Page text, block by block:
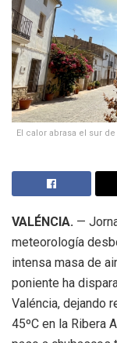
El calor abrasa el sur
VALÉNCIA. —
meteorología
intensa masa de
poniente ha
Valéncia, dejando
45ºC en la Ribera